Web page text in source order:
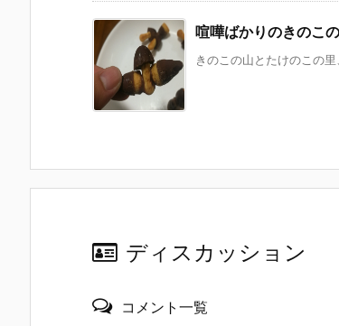
喧嘩ばかりのきのこ
きのこの山とたけのこの
ディスカッション
コメント一覧